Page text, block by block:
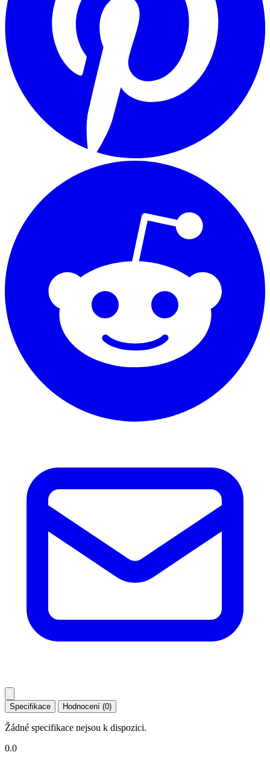
Specifikace Hodnocení (0)
Žádné specifikace nejsou k dispozici.
0.0